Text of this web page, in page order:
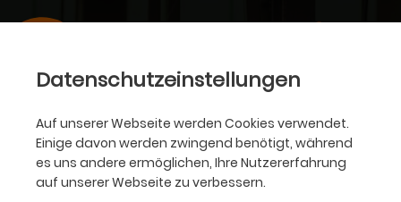
Datenschutzeinstellungen
Auf unserer Webseite werden Cookies verwendet.
Einige davon werden zwingend benötigt, während
es uns andere ermöglichen, Ihre Nutzererfahrung
auf unserer Webseite zu verbessern.